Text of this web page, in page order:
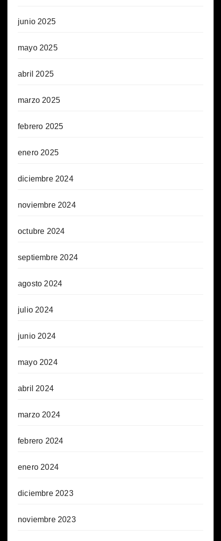
junio 2025
mayo 2025
abril 2025
marzo 2025
febrero 2025
enero 2025
diciembre 2024
noviembre 2024
octubre 2024
septiembre 2024
agosto 2024
julio 2024
junio 2024
mayo 2024
abril 2024
marzo 2024
febrero 2024
enero 2024
diciembre 2023
noviembre 2023